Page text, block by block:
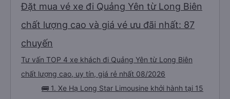
Đặt mua vé xe đi Quảng Yên từ Long Biên
chất lượng cao và giá vé ưu đãi nhất: 87
chuyến
Tư vấn TOP 4 xe khách đi Quảng Yên từ Long Biên
chất lượng cao, uy tín, giá rẻ nhất 08/2026
🚌 1. Xe Hạ Long Star Limousine khởi hành tại 15